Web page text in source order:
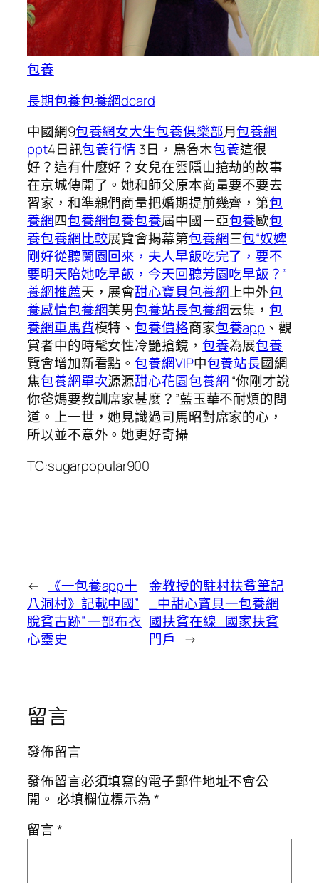
包養
長期包養包養網dcard
中國網9包養網女大生包養俱樂部月包養網
ppt4日訊包養行情 3日，烏魯木包養這很
好？這有什麼好？女兒在雲隱山搶劫的故事
在京城傳開了。她和師父原本商量要不要去
習家，和準親們商量把婚期提前幾齊，第包
養網四包養網包養包養屆中國－亞包養歐包
養包養網比較展覽會揭幕第包養網三包“奴婢
剛好從聽蘭園回來，夫人早飯吃完了，要不
要明天陪她吃早飯，今天回聽芳園吃早飯？”
養網推薦天，展會甜心寶貝包養網上中外包
養感情包養網美男包養站長包養網云集，包
養網車馬費模特、包養價格商家包養app 、觀
賞者中的時髦女性冷艷搶鏡， 包養為展包養
覽會增加新看點。包養網VIP中包養站長國網
焦包養網單次源源甜心花園包養網“你剛才說
你爸媽要教訓席家甚麼？”藍玉華不耐煩的問
道。上一世，她見識過司馬昭對席家的心，
所以並不意外。她更好奇攝
TC:sugarpopular900
←
《一包養app十
八洞村》記載中國”
脫貧古跡” 一部布衣
心靈史
金教授的駐村扶貧筆記
_中甜心寶貝一包養網
國扶貧在線_國家扶貧
門戶
→
留言
發佈留言
發佈留言必須填寫的電子郵件地址不會公
開。 必填欄位標示為*
留言*